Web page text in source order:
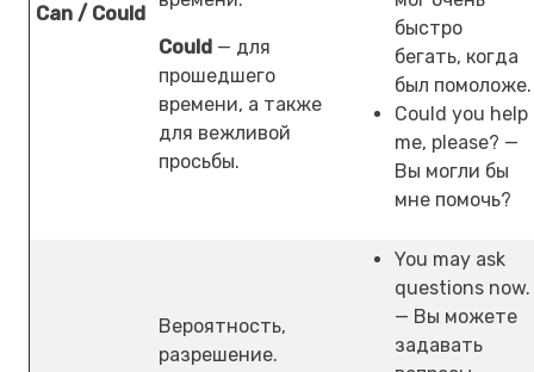
Can / Could
Could — для
прошедшего
времени, а также
для вежливой
просьбы.
быстро
бегать, когда
был помоложе.
Could you help
me, please? —
Вы могли бы
мне помочь?
Вероятность,
разрешение.
You may ask
questions now.
— Вы можете
задавать